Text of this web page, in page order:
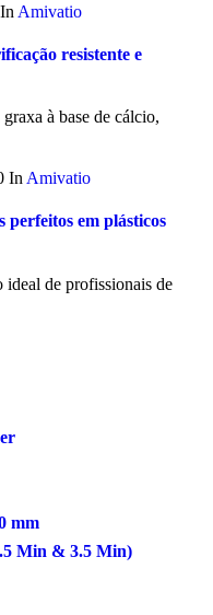
In Amivatio
resistente e
à base de cálcio,
In Amivatio
em plásticos
de profissionais de
mm
Min & 3.5 Min)